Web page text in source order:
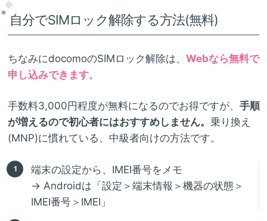
自分でSIMロック解除する方法(無料)
ちなみにdocomoのSIMロック解除は、 Webなら無料で
申し込みできます。
手数料3,000円程度が無料になるのでお得ですが、 手順
が増えるので初心者にはおすすめしません。 乗り換え
(MNP)に慣れている、中級者向けの方法です。
端末の設定から、IMEI番号をメモ
→ Androidは「設定＞端末情報＞機器の状態＞
IMEI番号＞IMEI」